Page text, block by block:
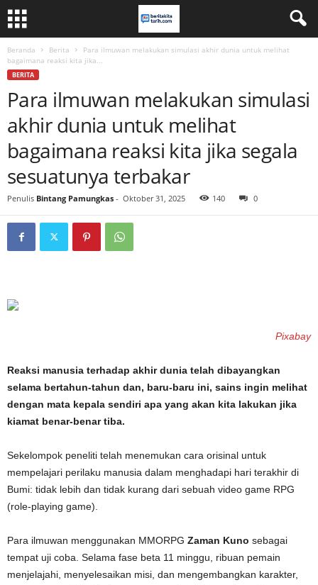
Beranda Berita
Para ilmuwan melakukan simulasi akhir dunia untuk melihat
bagaimana reaksi kita jika...
BERITA
Para ilmuwan melakukan simulasi
akhir dunia untuk melihat
bagaimana reaksi kita jika segala
sesuatunya terbakar
Penulis Bintang Pamungkas - Oktober 31, 2025 140 0
Pixabay
Reaksi manusia terhadap akhir dunia telah dibayangkan
selama bertahun-tahun dan, baru-baru ini, sains ingin melihat
dengan mata kepala sendiri apa yang akan kita lakukan jika
kiamat benar-benar tiba.
Sekelompok peneliti telah menemukan cara orisinal untuk
mempelajari perilaku manusia dalam menghadapi hari terakhir di
Bumi: tidak lebih dan tidak kurang dari sebuah video game RPG
(role-playing game).
Para ilmuwan menggunakan MMORPG Zaman Kuno sebagai
tempat uji coba. Selama fase beta 11 minggu, ribuan pemain
menjelajahi, menyelesaikan misi, dan mengembangkan karakter,